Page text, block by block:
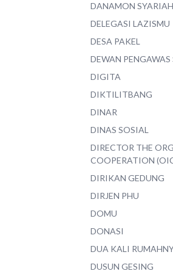
DANAMON SYARIAH
DELEGASI LAZISMU
DESA PAKEL
DEWAN PENGAWAS
DIGITA
DIKTILITBANG
DINAR
DINAS SOSIAL
DIRECTOR THE
COOPERATION
DIRIKAN GEDUNG
DIRJEN PHU
DOMU
DONASI
DUA KALI
DUSUN GESING